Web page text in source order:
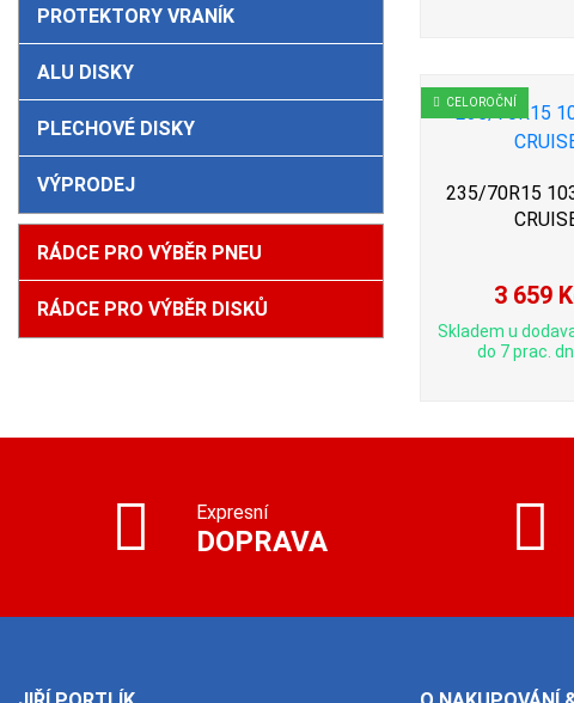
PROTEKTORY VRANÍK
ALU DISKY
PLECHOVÉ DISKY
VÝPRODEJ
RÁDCE PRO VÝBĚR PNEU
RÁDCE PRO VÝBĚR DISKŮ
CELOROČNÍ
235/70R15
3 659
Skladem u
do 7 prac.
Expresní
DOPRAVA